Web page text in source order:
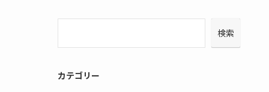
検索
カテゴリー